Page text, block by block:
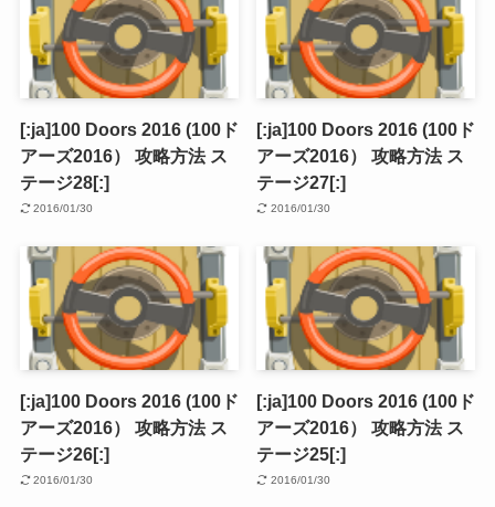
[:ja]100 Doors 2016 (100ド
アーズ2016） 攻略方法 ス
テージ28[:]
2016/01/30
[:ja]100 Doors 2016 (100ド
アーズ2016） 攻略方法 ス
テージ27[:]
2016/01/30
[:ja]100 Doors 2016 (100ド
アーズ2016） 攻略方法 ス
テージ26[:]
2016/01/30
[:ja]100 Doors 2016 (100ド
アーズ2016） 攻略方法 ス
テージ25[:]
2016/01/30